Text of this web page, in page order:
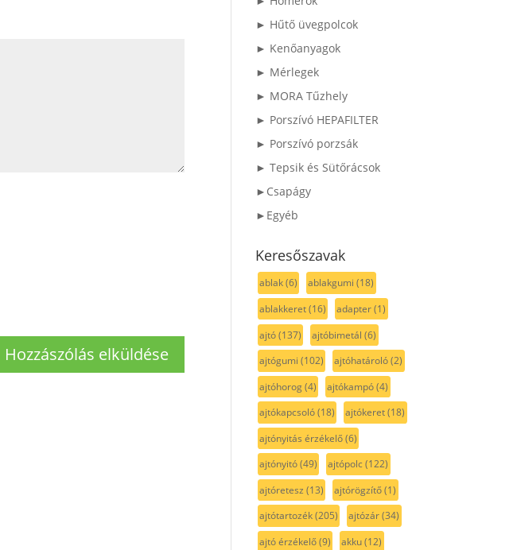
► Hűtő üvegpolcok
► Kenőanyagok
► Mérlegek
► MORA Tűzhely
► Porszívó HEPAFILTER
► Porszívó porzsák
► Tepsik és Sütőrácsok
►Csapágy
►Egyéb
Keresőszavak
ablak(6) ablakgumi (18)
ablakkeret(16) adapter(1)
ajtó(137) ajtóbimetál (6)
ajtógumi (102) ajtóhatároló(2)
ajtóhorog(4) ajtókampó(4)
ajtókapcsoló(18) ajtókeret(18)
ajtónyitás érzékelő(6)
ajtónyitó(49) ajtópolc(122)
ajtóretesz (13) ajtórögzítő(1)
ajtótartozék(205) ajtózár(34)
ajtó érzékelő(9) akku(12)